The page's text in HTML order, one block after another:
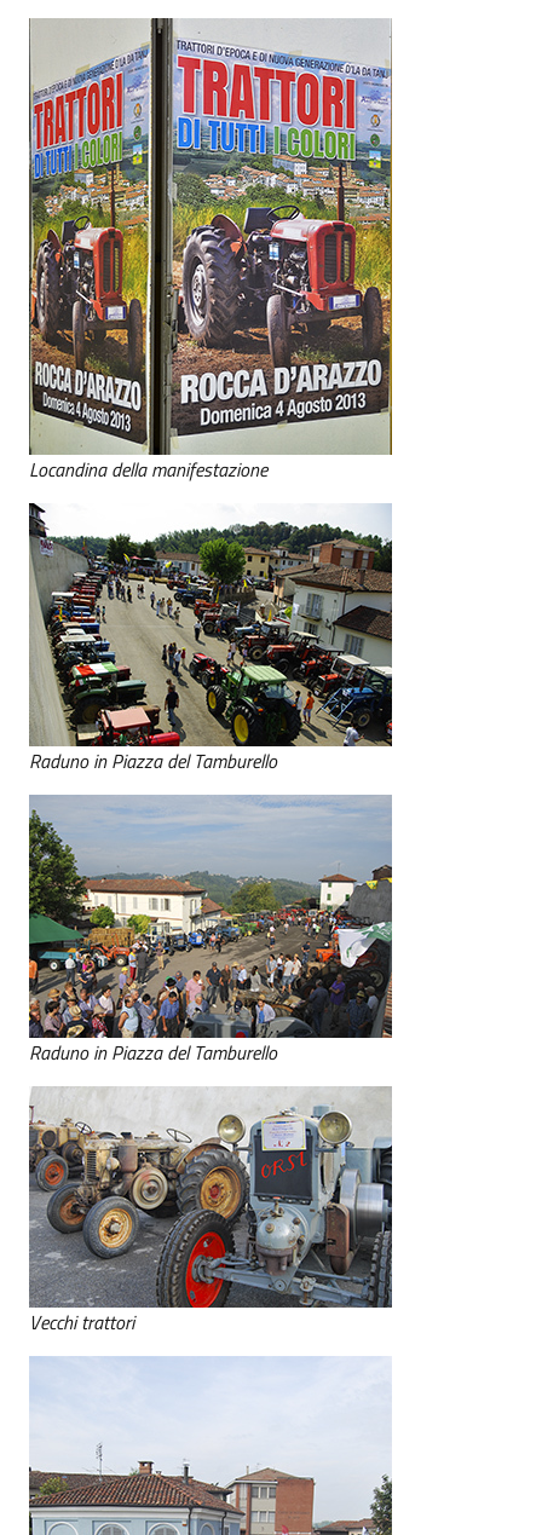
Locandina della manifestazione
Raduno in Piazza del Tamburello
Raduno in Piazza del Tamburello
Vecchi trattori